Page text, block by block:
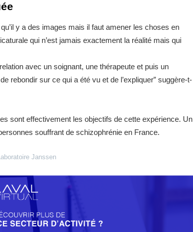
y a des images mais il faut amener les choses en
qui n’est jamais exactement la réalité mais qui
avec un soignant, une thérapeute et puis un
rebondir sur ce qui a été vu et de l’expliquer” suggère-t-
sont effectivement les objectifs de cette expérience. Un
souffrant de schizophrénie en France.
Janssen